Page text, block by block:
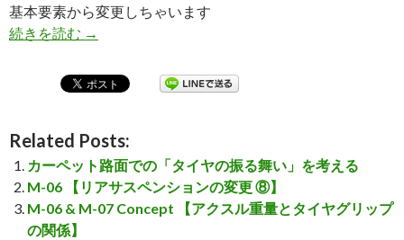
基本要素から変更しちゃいます
続きを読む M-06 【レイアウト変更で重心位置調整①】
→
Related Posts:
カーペット路面での「タイヤの振る舞い」を考える
M-06 【リアサスペンションの変更 ⑧】
M-06 & M-07 Concept 【アクスル重量とタイヤグリップ
の関係】